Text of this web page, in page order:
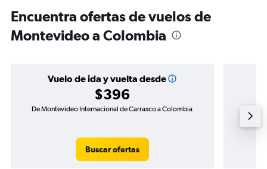
Encuentra ofertas de vuelos de
Montevideo a Colombia
Vuelo de ida y vuelta desde
$396
De Montevideo Internacional de Carrasco a Colombia
Buscar ofertas